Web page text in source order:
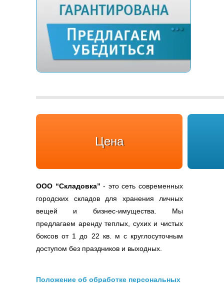
Цена
ООО “Складовка” - это сеть современных
городских складов для хранения личных
вещей и бизнес-имущества. Мы
предлагаем аренду теплых, сухих и чистых
боксов от 1 до 22 кв. м с круглосуточным
доступом без праздников и выходных.
Положение об обработке персональных